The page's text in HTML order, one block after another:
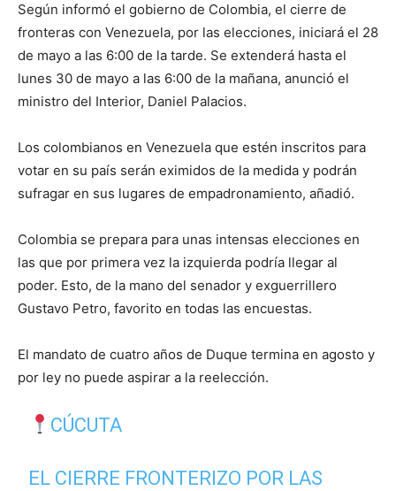
Según informó el gobierno de Colombia, el cierre de
fronteras con Venezuela, por las elecciones, iniciará el 28
de mayo a las 6:00 de la tarde. Se extenderá hasta el
lunes 30 de mayo a las 6:00 de la mañana, anunció el
ministro del Interior, Daniel Palacios.
Los colombianos en Venezuela que estén inscritos para
votar en su país serán eximidos de la medida y podrán
sufragar en sus lugares de empadronamiento, añadió.
Colombia se prepara para unas intensas elecciones en
las que por primera vez la izquierda podría llegar al
poder. Esto, de la mano del senador y exguerrillero
Gustavo Petro, favorito en todas las encuestas.
El mandato de cuatro años de Duque termina en agosto y
por ley no puede aspirar a la reelección.
CÚCUTA
EL CIERRE FRONTERIZO POR LAS